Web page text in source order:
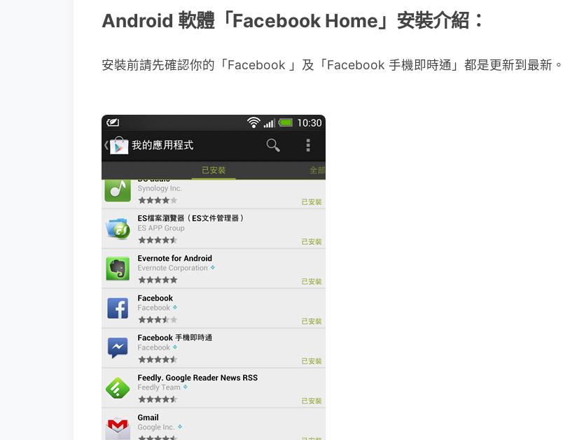
Android 軟體「Facebook Home」安裝介紹：
安裝前請先確認你的「Facebook 」及「Facebook 手機即時通」都是更新到最新。